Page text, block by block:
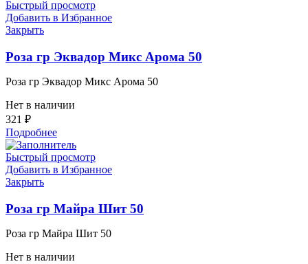
Быстрый просмотр
Добавить в Избранное
Закрыть
Роза гр Эквадор Микс Арома 50
Роза гр Эквадор Микс Арома 50
Нет в наличии
321 ₽
Подробнее
Быстрый просмотр
Добавить в Избранное
Закрыть
Роза гр Майра Шит 50
Роза гр Майра Шит 50
Нет в наличии